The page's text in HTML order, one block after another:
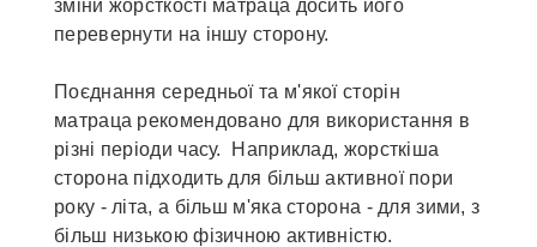
зміни жорсткості матраца досить його
перевернути на іншу сторону.
Поєднання середньої та м'якої сторін
матраца рекомендовано для використання в
різні періоди часу. Наприклад, жорсткіша
сторона підходить для більш активної пори
року - літа, а більш м'яка сторона - для зими, з
більш низькою фізичною активністю.